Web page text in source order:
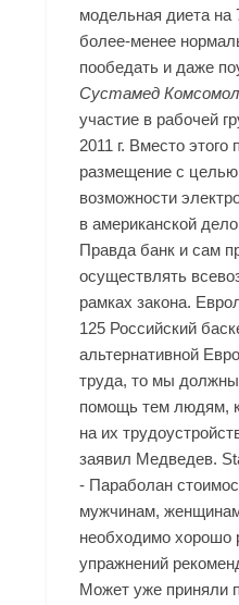
модельная диета на
более-менее
пообедать и даже
Сустамед
участие в рабочей
2011 г. Вместо
размещение с
возможности
в американской
Правда банк и сам
осуществлять
рамках закона.
125 Российский
альтернативной
труда, то мы
помощь тем людям,
на их
заявил Медведев.
- Параболан
мужчинам,
необходимо хорошо
упражнений
Может уже приняли